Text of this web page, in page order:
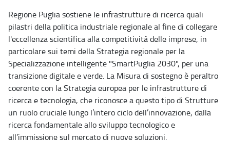
Regione Puglia sostiene le infrastrutture di ricerca quali
pilastri della politica industriale regionale al fine di collegare
l'eccellenza scientifica alla competitività delle imprese, in
particolare sui temi della Strategia regionale per la
Specializzazione intelligente "SmartPuglia 2030", per una
transizione digitale e verde. La Misura di sostegno è peraltro
coerente con la Strategia europea per le infrastrutture di
ricerca e tecnologia, che riconosce a questo tipo di Strutture
un ruolo cruciale lungo l’intero ciclo dell’innovazione, dalla
ricerca fondamentale allo sviluppo tecnologico e
all’immissione sul mercato di nuove soluzioni.